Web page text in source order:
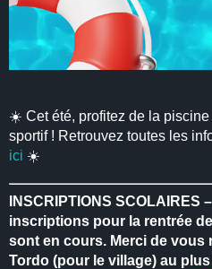
☀️ Cet été, profitez de la
sportif ! Retrouvez toutes les
ici ☀️
INSCRIPTIONS SCOLAIRES
inscriptions pour la rentrée
sont en cours. Merci de vous
Tordo (pour le village) au